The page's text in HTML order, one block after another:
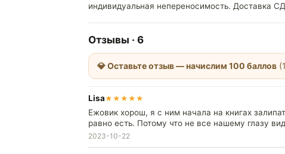
индивидуальная непереносимость. Доставка
Отзывы · 6
💎 Оставьте отзыв — начислим 100 баллов
Lisa★ ★ ★ ★ ★
Ежовик хорош, я с ним начала на книгах
равно есть. Потому что не все нашему глазу
2023-10-22